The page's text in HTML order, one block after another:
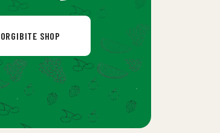
ORGIBITE SHOP